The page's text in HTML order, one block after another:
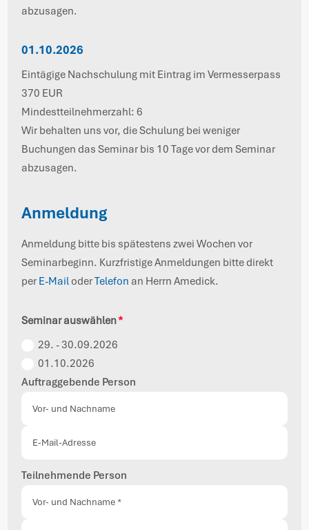
abzusagen.
01.10.2026
Eintägige Nachschulung mit Eintrag im Vermesserpass
370 EUR
Mindestteilnehmerzahl: 6
Wir behalten uns vor, die Schulung bei weniger
Buchungen das Seminar bis 10 Tage vor dem Seminar
abzusagen.
Anmeldung
Anmeldung bitte bis spätestens zwei Wochen vor
Seminarbeginn. Kurzfristige Anmeldungen bitte direkt
per E-Mail oderTelefon an Herrn Amedick.
Seminar auswählen
29. - 30.09.2026
01.10.2026
Auftraggebende Person
Teilnehmende Person